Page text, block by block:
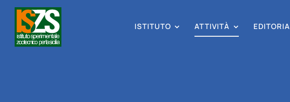
content
ISTITUTO ATTIVITÀ EDITORIA